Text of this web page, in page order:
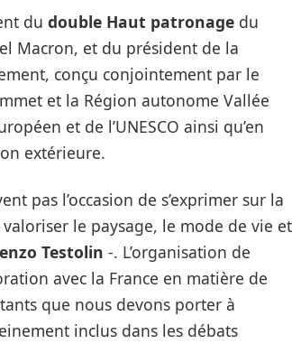
du double Haut patronagedu
Macron, et du président de la
conçu conjointement par le
et la Région autonome Vallée
et de l’UNESCO ainsi qu’en
extérieure.
pas l’occasion de s’exprimer sur la
le paysage, le mode de vie et
Testolin -. L’organisation de
avec la France en matière de
que nous devons porter à
inclus dans les débats